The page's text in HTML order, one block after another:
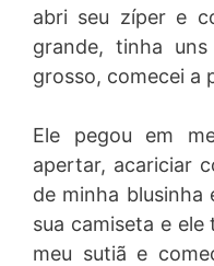
abri seu zíper e
grande, tinha
grosso, comecei a
Ele pegou em
apertar, acariciar
de minha blusinha
sua camiseta e
meu sutiã e